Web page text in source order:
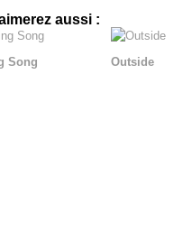
aussi :
Song
Outside